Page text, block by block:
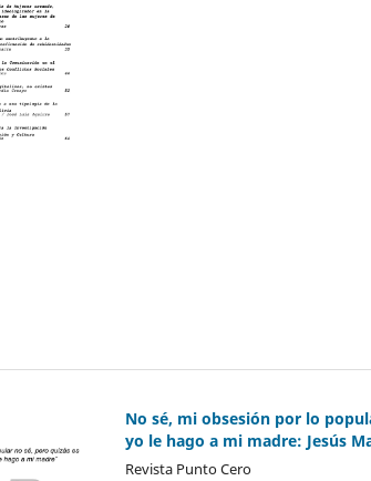
No sé, mi obsesión por lo
yo le hago a mi madre: Jesús
Revista Punto Cero